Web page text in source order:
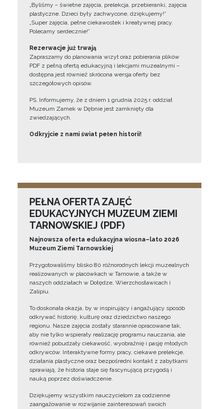
„Byliśmy – świetne zajęcia, prelekcja, przebieranki, zajęcia
plastyczne. Dzieci były zachwycone, dziękujemy!”
„Super zajęcia, pełne ciekawostek i kreatywnej pracy.
Polecamy serdecznie!”
Rezerwacje już trwają
Zapraszamy do planowania wizyt oraz pobierania plików
PDF z pełną ofertą edukacyjną i lekcjami muzealnymi –
dostępna jest również skrócona wersja oferty bez
szczegółowych opisów.
PS. Informujemy, że z dniem 1 grudnia 2025 r. oddział
Muzeum Zamek w Dębnie jest zamknięty dla
zwiedzających.
Odkryjcie z nami świat pełen historii!
PEŁNA OFERTA ZAJĘĆ
EDUKACYJNYCH MUZEUM ZIEMI
TARNOWSKIEJ (PDF)
Najnowsza oferta edukacyjna wiosna–lato 2026
Muzeum Ziemi Tarnowskiej
Przygotowaliśmy blisko 80 różnorodnych lekcji muzealnych
realizowanych w placówkach w Tarnowie, a także w
naszych oddziałach w Dołędze, Wierzchosławicach i
Zalipiu.
To doskonała okazja, by w inspirujący i angażujący sposób
odkrywać historię, kulturę oraz dziedzictwo naszego
regionu. Nasze zajęcia zostały starannie opracowane tak,
aby nie tylko wspierały realizację programu nauczania, ale
również pobudzały ciekawość, wyobraźnię i pasję młodych
odkrywców. Interaktywne formy pracy, ciekawe prelekcje,
działania plastyczne oraz bezpośredni kontakt z zabytkami
sprawiają, że historia staje się fascynującą przygodą i
nauką poprzez doświadczenie.
Dziękujemy wszystkim nauczycielom za codzienne
zaangażowanie w rozwijanie zainteresowań swoich